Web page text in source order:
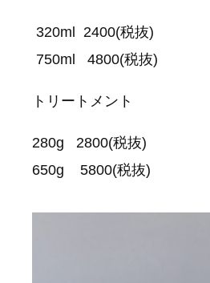
320ml 2400(税抜)
750ml 4800(税抜)
トリートメント
280g 2800(税抜)
650g 5800(税抜)